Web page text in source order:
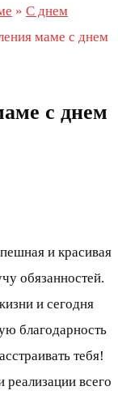
» С днем
маме с днем
с днем
и красивая
обязанностей.
и сегодня
благодарность
тебя!
всего